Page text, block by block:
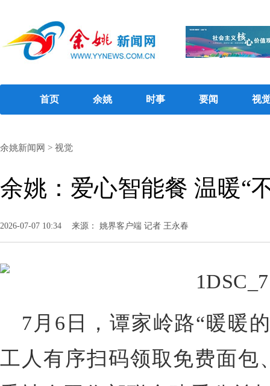
首页 余姚 时事 要闻 视
余姚新闻网 > 视觉
余姚：爱心智能餐 温暖“
2026-07-07 10:34 来源： 姚界客户端 记者 王永春
7月6日，谭家岭路“暖暖
工人有序扫码领取免费面包